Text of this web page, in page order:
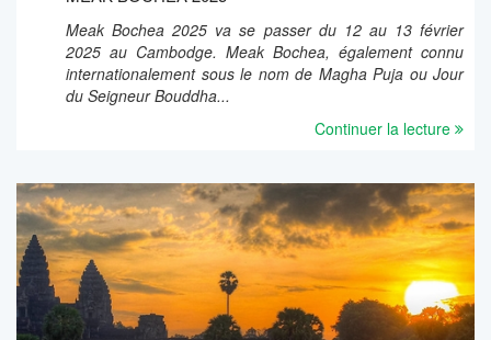
Meak Bochea 2025 va se passer du 12 au 13 février
2025 au Cambodge. Meak Bochea, également connu
internationalement sous le nom de Magha Puja ou Jour
du Seigneur Bouddha...
Continuer la lecture